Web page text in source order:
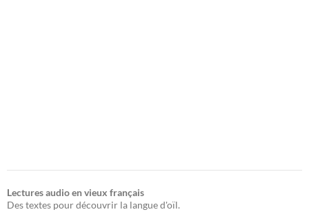
Lectures audio en vieux français
Des textes pour découvrir la langue d'oïl.